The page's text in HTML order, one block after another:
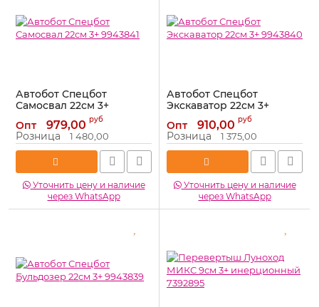
Автобот Спецбот
Самосвал 22см 3+
Артикул: 9943841
Опт 979,00 руб
Розница 1 480,00
Уточнить цену и наличие
через WhatsApp
Автобот Спецбот
Экскаватор 22см 3+
Артикул: 9943840
Опт 910,00 руб
Розница 1 375,00
Уточнить цену и наличие
через WhatsApp